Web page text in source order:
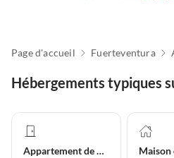
Page d'accueil Fuerteventura
Hébergements typiques
Appartement de vacances